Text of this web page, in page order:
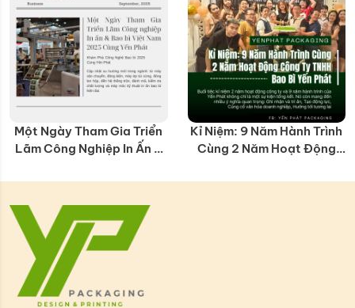
Một Ngày Tham Gia Triển
Lãm Công Nghiệp In Ấn &
Cùng Yến Phát
Kỉ Niệm: 9 Năm Hành Trình
Cùng 2 Năm Hoạt Động
Phát